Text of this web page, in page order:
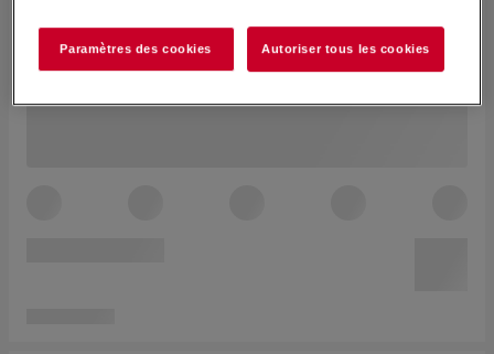
Paramètres des cookies Autoriser tous les cookies